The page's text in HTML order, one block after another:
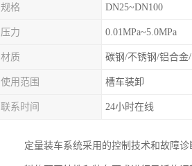
规格 DN25~DN100
压力 0.01MPa~5.0MPa
材质 碳钢/不锈钢/铝合金
使用范围 槽车装卸
联系时间 24小时在线
定量装车系统采用的控制技术和故障